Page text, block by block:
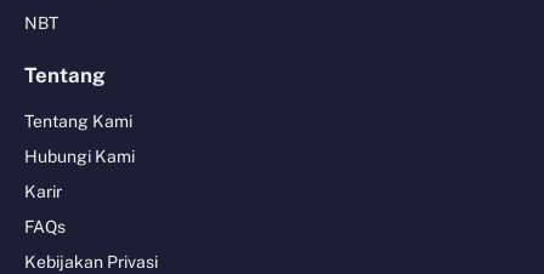
NBT
Tentang
Tentang Kami
Hubungi Kami
Karir
FAQs
Kebijakan Privasi